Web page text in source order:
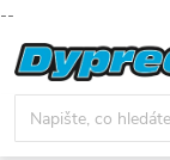
--
Přejít
na
obsah